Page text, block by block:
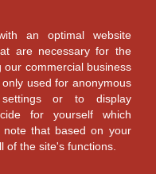
an optimal website
are necessary for the
commercial business
used for anonymous
or to display
for yourself which
that based on your
of the site's functions.